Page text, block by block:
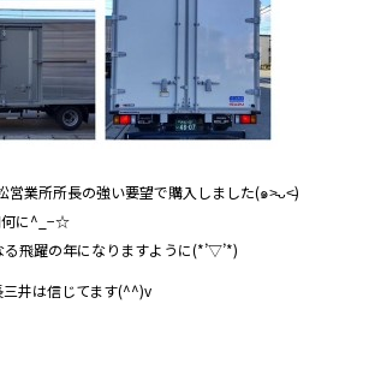
営業所所長の強い要望で購入しました(๑˃̵ᴗ˂̵)
何に^_−☆
飛躍の年になりますように(*’▽’*)
井は信じてます(^^)v